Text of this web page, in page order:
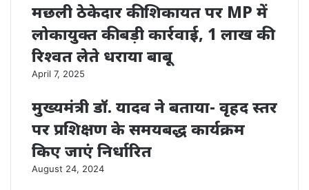
मछली ठेकेदार की शिकायत पर MP में
लोकायुक्त की बड़ी कार्रवाई, 1 लाख की
रिश्वत लेते धराया बाबू
April 7, 2025
मुख्यमंत्री डॉ. यादव ने बताया- वृहद स्तर
पर प्रशिक्षण के समयबद्ध कार्यक्रम
किए जाएं निर्धारित
August 24, 2024